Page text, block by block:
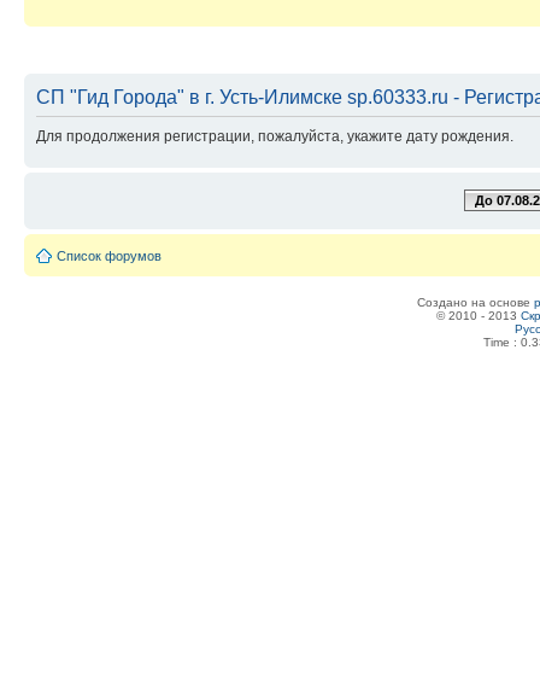
СП "Гид Города" в г. Усть-Илимске sp.60333.ru -
Для продолжения регистрации, пожалуйста, укажите дату рождения.
До
Список форумов
Создано на основе
© 2010 - 2013
Time :